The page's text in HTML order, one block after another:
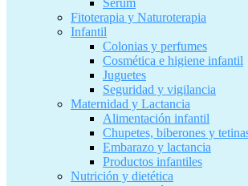
Serum
Fitoterapia y Naturoterapia
Infantil
Colonias y perfumes
Cosmética e higiene infantil
Juguetes
Seguridad y vigilancia
Maternidad y Lactancia
Alimentación infantil
Chupetes, biberones y
Embarazo y lactancia
Productos infantiles
Nutrición y dietética